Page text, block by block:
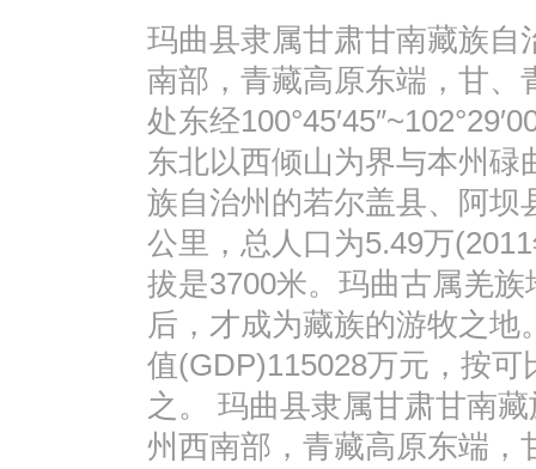
玛曲县隶属甘肃甘南藏族自
南部，青藏高原东端，甘、
处东经
东北以西倾山为界与本州
族自治州的若尔盖县、阿坝
公里，总人口为5.49万
拔是3700米。玛曲古属羌
后，才成为藏族的游牧之地
值(GDP)115028万元，按
之。 玛曲县隶属甘肃甘南
州西南部，青藏高原东端，